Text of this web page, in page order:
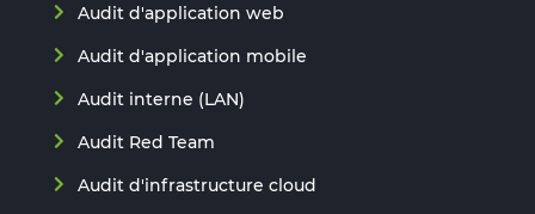
Audit d'application web
Audit d'application mobile
Audit interne (LAN)
Audit Red Team
Audit d'infrastructure cloud